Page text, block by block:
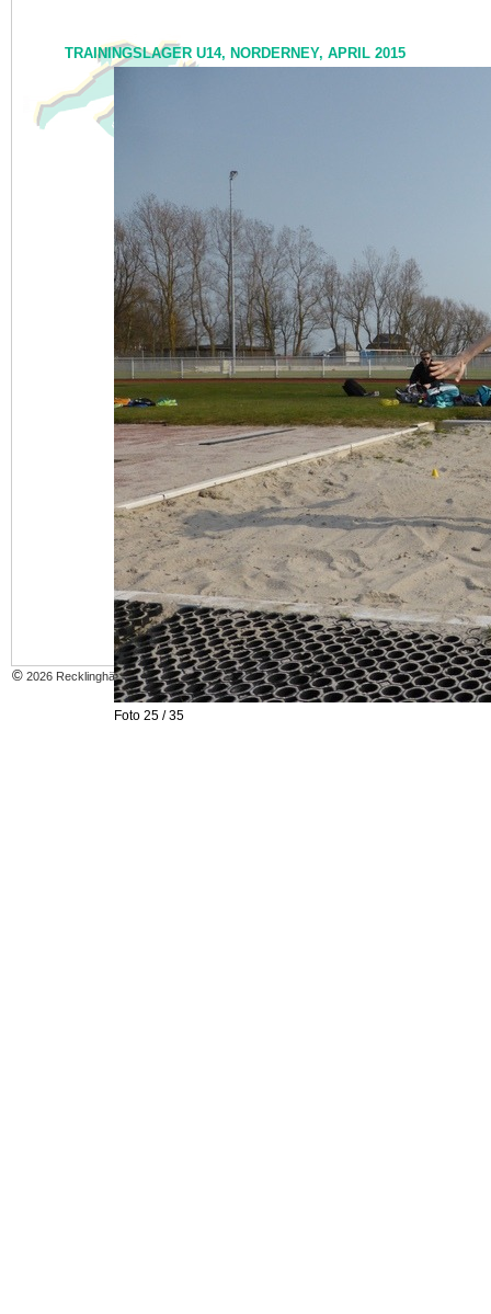
VERANSTALTUNGEN
TRAINING
DER VEREIN
SPORTSTÄTTEN
FOTOS
AKTUELL
ARCHIV
PRESSE
IMPRESSUM
DATENSCHUTZ
INTERN
© 2026 Recklinghäuser Leichtathletik Club
TRAININGSLAGER U14, NORDERNEY, APRIL 2015
Foto 25 / 35